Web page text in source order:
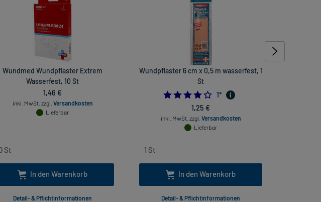
Wundmed Wundpflaster Extrem
Wasserfest, 10 St
1,46 €
inkl. MwSt. zzgl. Versandkosten
Lieferbar
In den Warenkorb
Detail- & Pflichtinformationen
Wundpflaster 6 cm x 0,5 m wasserfest, 1
St
4.0
1*
1,25 €
inkl. MwSt. zzgl. Versandkosten
Lieferbar
In den Warenkorb
Detail- & Pflichtinformationen